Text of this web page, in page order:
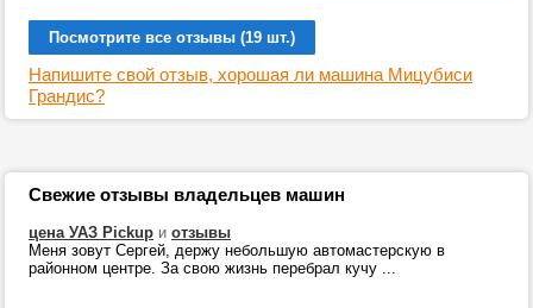
Посмотрите все отзывы (19 шт.)
Напишите свой отзыв, хорошая ли машина Мицубиси
Грандис?
Свежие отзывы владельцев машин
цена УАЗ Pickup и отзывы
Меня зовут Сергей, держу небольшую автомастерскую в
районном центре. За свою жизнь перебрал кучу ...